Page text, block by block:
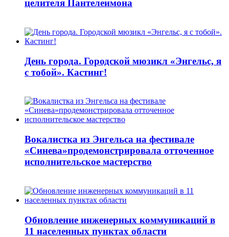
целителя Пантелеимона
День города. Городской мюзикл «Энгельс, я
с тобой». Кастинг!
Вокалистка из Энгельса на фестивале
«Синева»продемонстрировала отточенное
исполнительское мастерство
Обновление инженерных коммуникаций в
11 населенных пунктах области